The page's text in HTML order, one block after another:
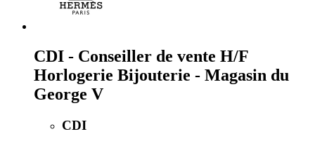
CDI - Conseiller de vente H/F
Horlogerie Bijouterie - Magasin du
George V
CDI